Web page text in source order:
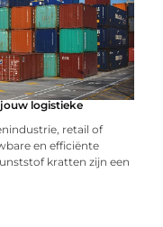
logistieke
retail of
en efficiënte
kratten zijn een